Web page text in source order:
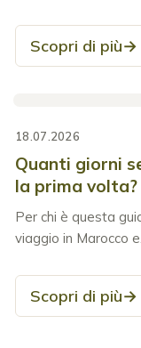
Scopri di più→
18.07.2026
Quanti giorni
la prima volta?
Per chi è questa
viaggio in Marocco e…
Scopri di più→